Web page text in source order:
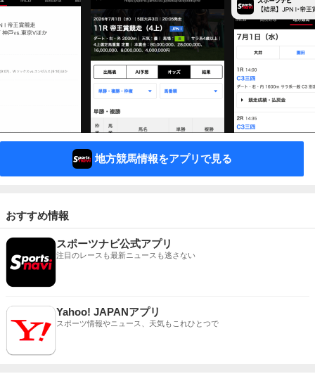
地方競馬情報をアプリで見る
おすすめ情報
スポーツナビ公式アプリ
注目のレースも最新ニュースも逃さない
Yahoo! JAPANアプリ
スポーツ情報やニュース、天気もこれひとつで